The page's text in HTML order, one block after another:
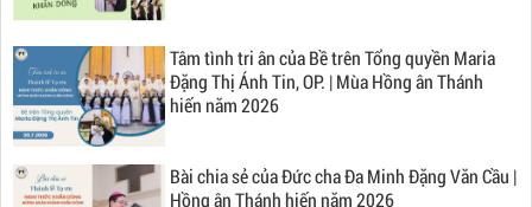
Tâm tình tri ân của Bề trên Tổng quyền Maria
Đặng Thị Ánh Tin, OP. | Mùa Hồng ân Thánh
hiến năm 2026
Bài chia sẻ của Đức cha Đa Minh Đặng Văn Cầu |
Hồng ân Thánh hiến năm 2026